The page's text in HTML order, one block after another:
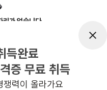
리가 없습니다
자리 확인하기
득완료
증 무료 취득
력이 올라가요